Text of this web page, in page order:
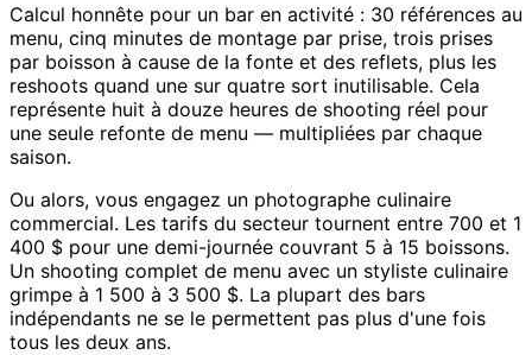
Calcul honnête pour un bar en activité : 30 références au
menu, cinq minutes de montage par prise, trois prises
par boisson à cause de la fonte et des reflets, plus les
reshoots quand une sur quatre sort inutilisable. Cela
représente huit à douze heures de shooting réel pour
une seule refonte de menu — multipliées par chaque
saison.
Ou alors, vous engagez un photographe culinaire
commercial. Les tarifs du secteur tournent entre 700 et 1
400 $ pour une demi-journée couvrant 5 à 15 boissons.
Un shooting complet de menu avec un styliste culinaire
grimpe à 1 500 à 3 500 $. La plupart des bars
indépendants ne se le permettent pas plus d'une fois
tous les deux ans.